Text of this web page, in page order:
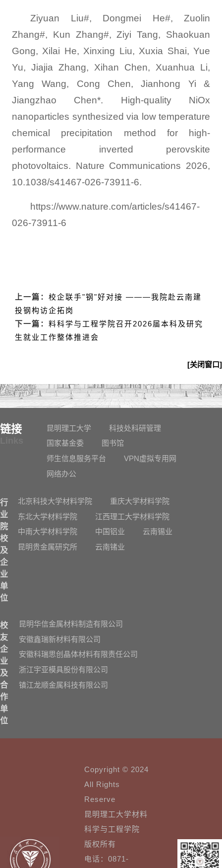
Ziyuan Liu#, Dongmei He#, Zuolin
Zhang#, Kun Zhang#, Ziyi Tang, Shaokuan
Gong, Xilai He, Xinxing Liu, Xuxia Shai, Yue
Yu, Jiajia Zhang, Xihan Chen, Xuanhua Li,
Yang Wang, Cong Chen, Jianhong Yi &
Jiangzhao Chen*. High-quality NiOx
nanoparticles synthesized via low temperature
chemical precipitation method for high-
performance inverted perovskite
photovoltaics. Nature Communications 2026,
10.1038/s41467-026-73911-6.
https://www.nature.com/articles/s41467-
026-73911-6
上一篇： 校企联手"钢"好对接 ———我院赴云南建
投钢构访企拓岗
下一篇： 料科学与工程学院召开2026届本科及研究
生就业工作整体推进会
[关闭窗口]
链接 昆明理工大学
科技处科研管理
国家基金委
图书馆
师生信息服务平台
VPN虚拟专用网
网络办公
行
业
院
校
及
企
业
单
位
北京科技大学材料学院
重庆大学材料学院
东北大学材料学院
江西理工大学材料学院
中南大学材料学院
中国铝业
云南锡业
昆明贵金属研究所
云南锗业
校
友
企
业
及
合
作
单
位
昆明华信金属材料制造有限公司
安徽鑫瑞新材料有限公司
安徽科瑞思创晶体材料有限责任公司
浙江宇亚模具股份有限公司
镇江龙顺金属科技有限公司
Copyright © 2024
All Rights
Reserve
昆明理工大学材料
科学与工程学院
版权所有
电话：0871-